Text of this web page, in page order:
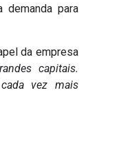
demanda para
da empresa
capitais.
vez mais